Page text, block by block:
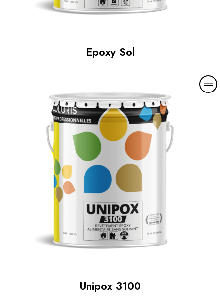
Epoxy Sol
Unipox 3100